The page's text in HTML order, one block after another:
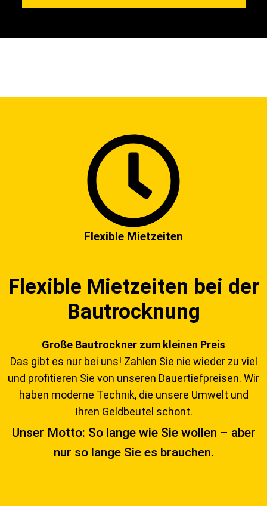
Flexible Mietzeiten
Flexible Mietzeiten bei der
Bautrocknung
Große Bautrockner zum kleinen Preis
Das gibt es nur bei uns! Zahlen Sie nie wieder zu viel
und profitieren Sie von unseren Dauertiefpreisen. Wir
haben moderne Technik, die unsere Umwelt und
Ihren Geldbeutel schont.
Unser Motto: So lange wie Sie wollen – aber
nur so lange Sie es brauchen.